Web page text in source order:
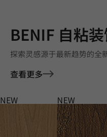
BENIF 自粘
探索灵感源于最新趋势的全
查看更多
NEW NEW